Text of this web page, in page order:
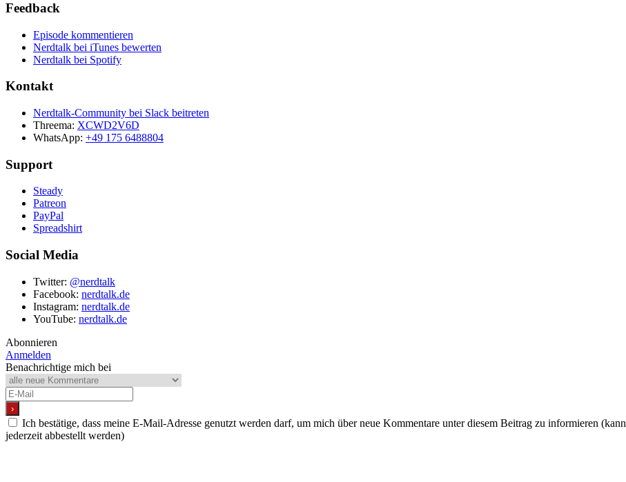
Feedback
Episode kommentieren
Nerdtalk bei iTunes bewerten
Nerdtalk bei Spotify
Kontakt
Nerdtalk-Community bei Slack beitreten
Threema: XCWD2V6D
WhatsApp: +49 175 6488804
Support
Steady
Patreon
PayPal
Spreadshirt
Social Media
Twitter: @nerdtalk
Facebook: nerdtalk.de
Instagram: nerdtalk.de
YouTube: nerdtalk.de
Abonnieren
Anmelden
Benachrichtige mich bei
Ich bestätige, dass meine E-Mail-Adresse genutzt werden darf, um mich über neue Kommentare unter diesem Beitrag zu informieren (kann
jederzeit abbestellt werden)